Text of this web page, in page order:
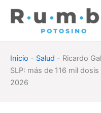
Inicio - Salud - Ricardo
SLP: más de 116 mil
2026